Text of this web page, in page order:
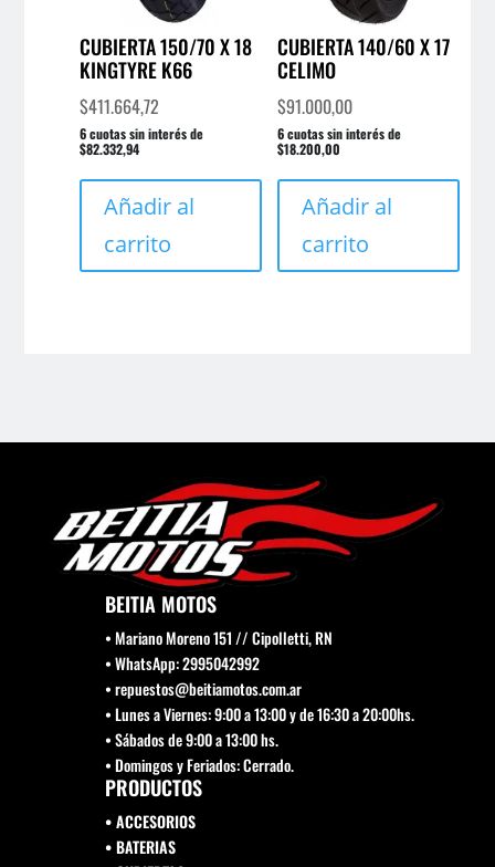
CUBIERTA 150/70 X 18
KINGTYRE K66
$411.664,72
6 cuotas sin interés de
$82.332,94
Añadir al
carrito
CUBIERTA 140/60 X 17
CELIMO
$91.000,00
6 cuotas sin interés de
$18.200,00
Añadir al
carrito
BEITIA MOTOS
• Mariano Moreno 151 // Cipolletti, RN
• WhatsApp: 2995042992
• repuestos@beitiamotos.com.ar
• Lunes a Viernes: 9:00 a 13:00 y de 16:30 a 20:00hs.
• Sábados de 9:00 a 13:00 hs.
• Domingos y Feriados: Cerrado.
PRODUCTOS
• ACCESORIOS
• BATERIAS